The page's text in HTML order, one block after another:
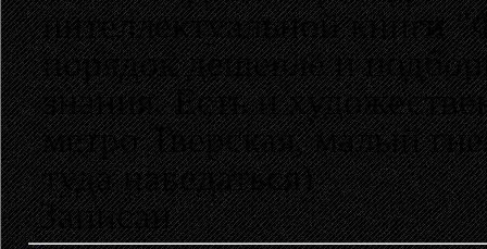
интеллектуальной книги
порядок дешевле и
знания. Есть и
метро Тверская, малый
туда наведаться)
Записан